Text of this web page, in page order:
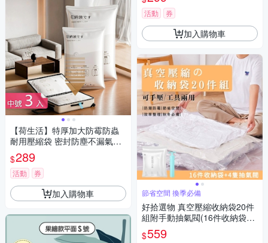
【荷生活】特厚加大防霉防蟲
耐用壓縮袋 密封防塵不漏氣真
空壓縮收納袋-中號3入組
$289
活動 券
加入購物車
活動 券
加入購物車
節省空間 換季必備
好拾選物 真空壓縮收納袋20件
組附手動抽氣閥(16件收納袋+4
隻抽氣閥)
$559